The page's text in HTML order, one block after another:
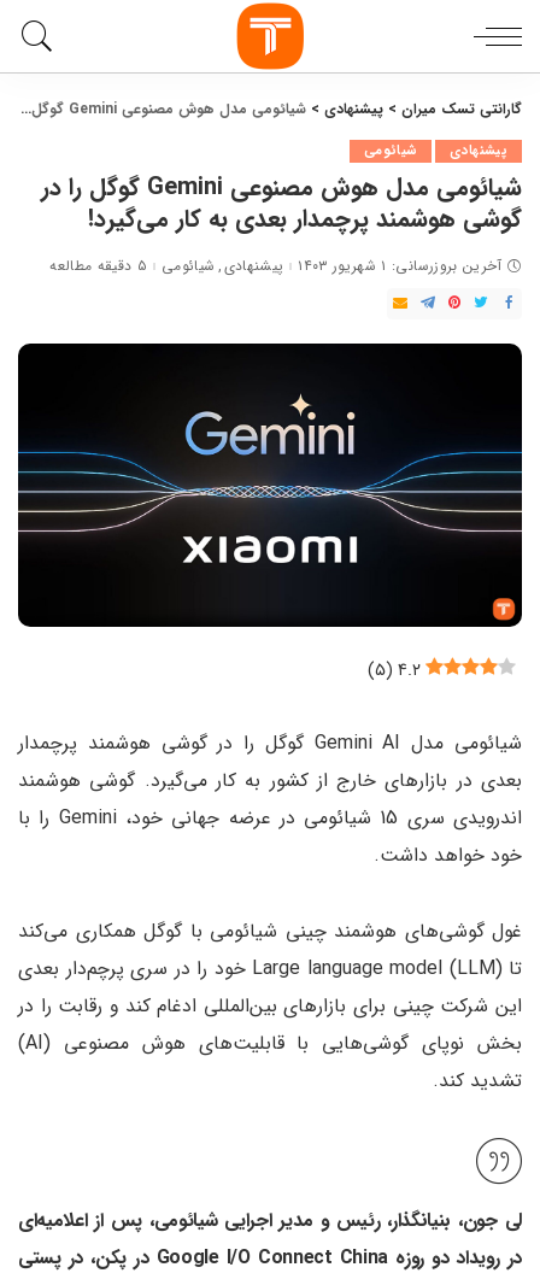
گارانتی تسک میران > پیشنهادی > شیائومی مدل هوش مصنوعی Gemini گوگل را در گوشی هوشمند پرچمدار بعدی به کار می‌گیرد!
پیشنهادی شیائومی
شیائومی مدل هوش مصنوعی Gemini گوگل را در
گوشی هوشمند پرچمدار بعدی به کار می‌گیرد!
آخرین بروزرسانی: ۱ شهریور ۱۴۰۳ پیشنهادی شیائومی ۵ دقیقه مطالعه
۴.۲ (۵)
شیائومی مدل Gemini AI گوگل را در گوشی هوشمند پرچمدار
بعدی در بازارهای خارج از کشور به کار می‌گیرد. گوشی هوشمند
اندرویدی سری 15 شیائومی در عرضه جهانی خود، Gemini را با
خود خواهد داشت.
غول گوشی‌های هوشمند چینی شیائومی با گوگل همکاری می‌کند
تا Large language model (LLM) خود را در سری پرچم‌دار بعدی
این شرکت چینی برای بازارهای بین‌المللی ادغام کند و رقابت را در
بخش نوپای گوشی‌هایی با قابلیت‌های هوش مصنوعی (AI)
تشدید کند.
لی جون، بنیانگذار، رئیس و مدیر اجرایی شیائومی، پس از اعلامیه‌ای
در رویداد دو روزه Google I/O Connect China در پکن، در پستی